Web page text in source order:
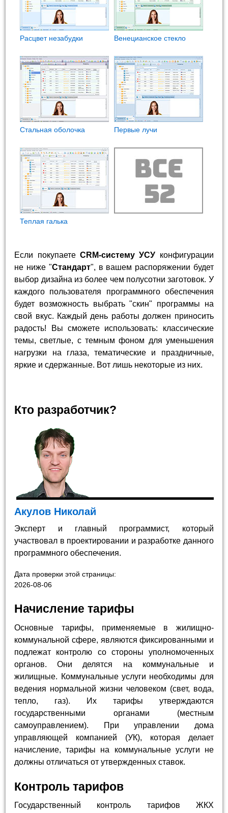
Расцвет незабудки Венецианское стекло
Стальная оболочка Первые лучи
Теплая галька
Если покупаете CRM-систему УСУ конфигурации
не ниже "Стандарт", в вашем распоряжении будет
выбор дизайна из более чем полусотни заготовок. У
каждого пользователя программного обеспечения
будет возможность выбрать "скин" программы на
свой вкус. Каждый день работы должен приносить
радость! Вы сможете использовать: классические
темы, светлые, с темным фоном для уменьшения
нагрузки на глаза, тематические и праздничные,
яркие и сдержанные. Вот лишь некоторые из них.
Кто разработчик?
Акулов Николай
Эксперт и главный программист, который
участвовал в проектировании и разработке данного
программного обеспечения.
Дата проверки этой страницы:
2026-08-06
Начисление тарифы
Основные тарифы, применяемые в жилищно-
коммунальной сфере, являются фиксированными и
подлежат контролю со стороны уполномоченных
органов. Они делятся на коммунальные и
жилищные. Коммунальные услуги необходимы для
ведения нормальной жизни человеком (свет, вода,
тепло, газ). Их тарифы утверждаются
государственными органами (местным
самоуправлением). При управлении дома
управляющей компанией (УК), которая делает
начисление, тарифы на коммунальные услуги не
должны отличаться от утвержденных ставок.
Контроль тарифов
Государственный контроль тарифов ЖКХ